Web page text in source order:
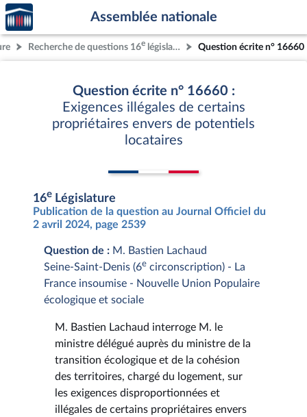
Aller au contenu
Aller en bas de la page
Accèder
à la
page
d'accueil
Assemblée nationale
Recherche de questions 16e législature Question écrite n° 16660
Question écrite n° 16660 :
Exigences illégales de certains
propriétaires envers de potentiels
locataires
16e Législature
Publication de la question au Journal Officiel du
2 avril 2024, page 2539
Question de : M. Bastien Lachaud
Seine-Saint-Denis (6e circonscription) - La
France insoumise - Nouvelle Union Populaire
écologique et sociale
M. Bastien Lachaud interroge M. le
ministre délégué auprès du ministre de la
transition écologique et de la cohésion
des territoires, chargé du logement, sur
les exigences disproportionnées et
illégales de certains propriétaires envers